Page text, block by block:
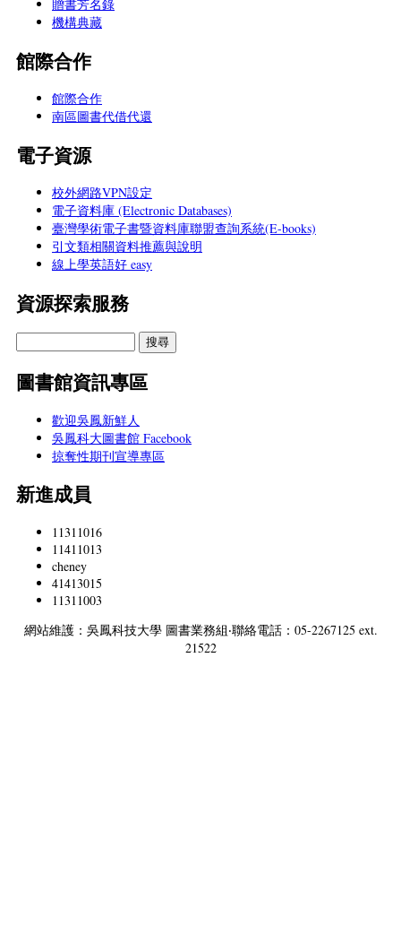
贈書芳名錄
機構典藏
館際合作
館際合作
南區圖書代借代還
電子資源
校外網路VPN設定
電子資料庫 (Electronic Databases)
臺灣學術電子書暨資料庫聯盟查詢系統(E-books)
引文類相關資料推薦與說明
線上學英語好 easy
資源探索服務
圖書館資訊專區
歡迎吳鳳新鮮人
吳鳳科大圖書館 Facebook
掠奪性期刊宣導專區
新進成員
11311016
11411013
cheney
41413015
11311003
網站維護：吳鳳科技大學 圖書業務組‧聯絡電話：05-2267125 ext.
21522